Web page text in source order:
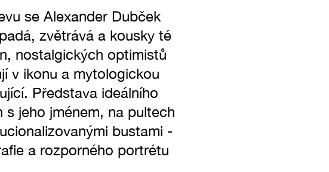
se Alexander Dubček
zvětrává a kousky té
nostalgických optimistů
v ikonu a mytologickou
Představa ideálního
jeho jménem, na pultech
bustami -
a rozporného portrétu